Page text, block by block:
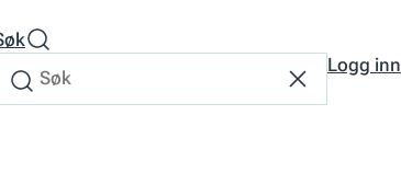
Søk
Søk
etter
TilbakestillLogg inn